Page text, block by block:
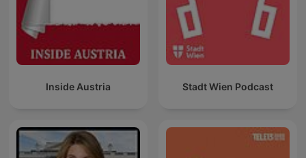
Inside Austria Stadt Wien Podcast